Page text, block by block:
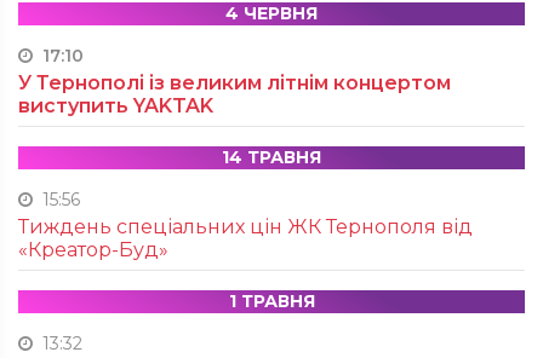
4 ЧЕРВНЯ
17:10
У Тернополі із великим літнім концертом
виступить YAKTAK
14 ТРАВНЯ
15:56
Тиждень спеціальних цін ЖК Тернополя від
«Креатор-Буд»
1 ТРАВНЯ
13:32